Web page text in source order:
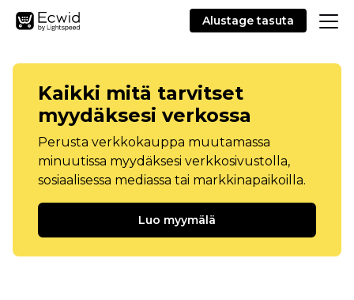
Alustage tasuta
Kaikki mitä tarvitset
myydäksesi verkossa
Perusta verkkokauppa muutamassa
minuutissa myydäksesi verkkosivustolla,
sosiaalisessa mediassa tai markkinapaikoilla.
Luo myymälä